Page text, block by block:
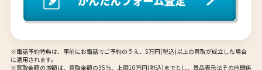
※電話予約特典は、事前にお電話でご予約のうえ、5万円(税込)以上の買取が成立した場合
に適用されます。
※買取金額の増額は、買取金額の35％、上限10万円(税込)までとし、景品表示法その他関係